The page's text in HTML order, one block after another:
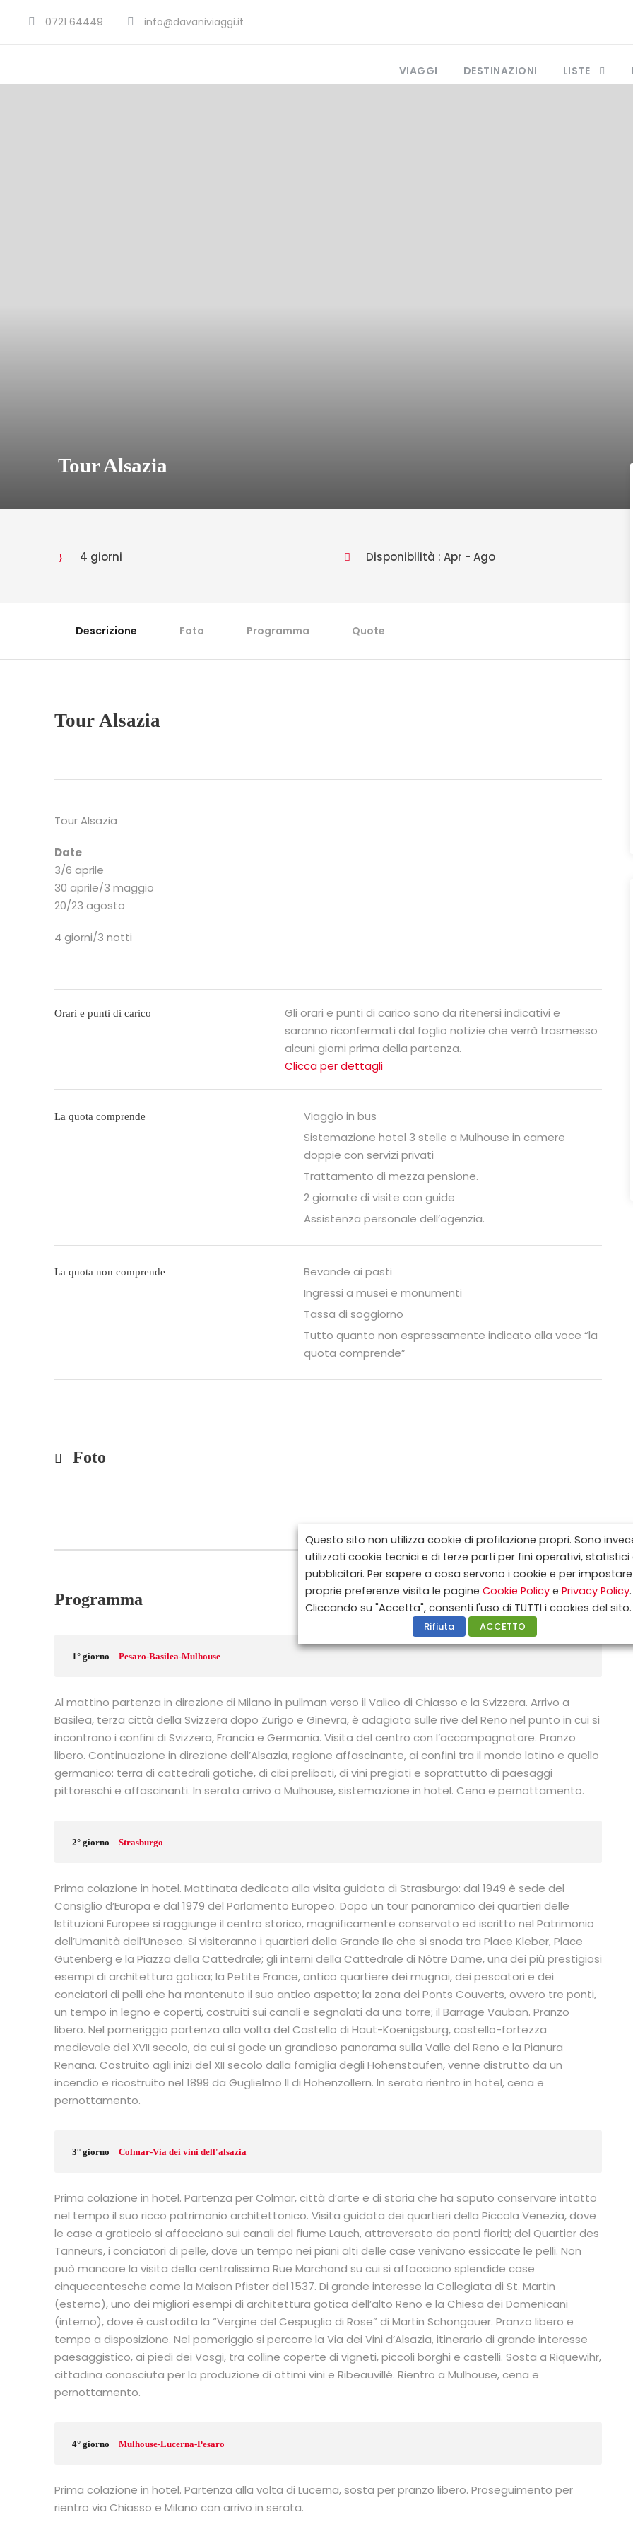
0721 64449 info@davaniviaggi.it
VIAGGI DESTINAZIONI LISTE
Tour Alsazia
4 giorni Disponibilità : Apr - Ago
Descrizione Foto Programma Quote
Tour Alsazia
Tour Alsazia
Date
3/6 aprile
30 aprile/3 maggio
20/23 agosto
4 giorni/3 notti
Orari e punti di carico
Gli orari e punti di carico sono da ritenersi indicativi e
saranno riconfermati dal foglio notizie che verrà trasmesso
alcuni giorni prima della partenza.
Clicca per dettagli
La quota comprende
Viaggio in bus
Sistemazione hotel 3 stelle a Mulhouse in camere
doppie con servizi privati
Trattamento di mezza pensione.
2 giornate di visite con guide
Assistenza personale dell’agenzia.
La quota non comprende
Bevande ai pasti
Ingressi a musei e monumenti
Tassa di soggiorno
Tutto quanto non espressamente indicato alla voce “la
quota comprende”
Foto
Programma
1° giorno Pesaro-Basilea-Mulhouse
Al mattino partenza in direzione di Milano in pullman verso il Valico di Chiasso e la Svizzera. Arrivo a
Basilea, terza città della Svizzera dopo Zurigo e Ginevra, è adagiata sulle rive del Reno nel punto in cui si
incontrano i confini di Svizzera, Francia e Germania. Visita del centro con l’accompagnatore. Pranzo
libero. Continuazione in direzione dell’Alsazia, regione affascinante, ai confini tra il mondo latino e quello
germanico: terra di cattedrali gotiche, di cibi prelibati, di vini pregiati e soprattutto di paesaggi
pittoreschi e affascinanti. In serata arrivo a Mulhouse, sistemazione in hotel. Cena e pernottamento.
2° giorno Strasburgo
Prima colazione in hotel. Mattinata dedicata alla visita guidata di Strasburgo: dal 1949 è sede del
Consiglio d’Europa e dal 1979 del Parlamento Europeo. Dopo un tour panoramico dei quartieri delle
Istituzioni Europee si raggiunge il centro storico, magnificamente conservato ed iscritto nel Patrimonio
dell’Umanità dell’Unesco. Si visiteranno i quartieri della Grande Ile che si snoda tra Place Kleber, Place
Gutenberg e la Piazza della Cattedrale; gli interni della Cattedrale di Nôtre Dame, una dei più prestigiosi
esempi di architettura gotica; la Petite France, antico quartiere dei mugnai, dei pescatori e dei
conciatori di pelli che ha mantenuto il suo antico aspetto; la zona dei Ponts Couverts, ovvero tre ponti,
un tempo in legno e coperti, costruiti sui canali e segnalati da una torre; il Barrage Vauban. Pranzo
libero. Nel pomeriggio partenza alla volta del Castello di Haut-Koenigsburg, castello-fortezza
medievale del XVII secolo, da cui si gode un grandioso panorama sulla Valle del Reno e la Pianura
Renana. Costruito agli inizi del XII secolo dalla famiglia degli Hohenstaufen, venne distrutto da un
incendio e ricostruito nel 1899 da Guglielmo II di Hohenzollern. In serata rientro in hotel, cena e
pernottamento.
3° giorno Colmar-Via dei vini dell'alsazia
Prima colazione in hotel. Partenza per Colmar, città d’arte e di storia che ha saputo conservare intatto
nel tempo il suo ricco patrimonio architettonico. Visita guidata dei quartieri della Piccola Venezia, dove
le case a graticcio si affacciano sui canali del fiume Lauch, attraversato da ponti fioriti; del Quartier des
Tanneurs, i conciatori di pelle, dove un tempo nei piani alti delle case venivano essiccate le pelli. Non
può mancare la visita della centralissima Rue Marchand su cui si affacciano splendide case
cinquecentesche come la Maison Pfister del 1537. Di grande interesse la Collegiata di St. Martin
(esterno), uno dei migliori esempi di architettura gotica dell’alto Reno e la Chiesa dei Domenicani
(interno), dove è custodita la “Vergine del Cespuglio di Rose” di Martin Schongauer. Pranzo libero e
tempo a disposizione. Nel pomeriggio si percorre la Via dei Vini d’Alsazia, itinerario di grande interesse
paesaggistico, ai piedi dei Vosgi, tra colline coperte di vigneti, piccoli borghi e castelli. Sosta a Riquewihr,
cittadina conosciuta per la produzione di ottimi vini e Ribeauvillé. Rientro a Mulhouse, cena e
pernottamento.
4° giorno Mulhouse-Lucerna-Pesaro
Prima colazione in hotel. Partenza alla volta di Lucerna, sosta per pranzo libero. Proseguimento per
rientro via Chiasso e Milano con arrivo in serata.
Questo sito non utilizza cookie di profilazione propri. Sono
utilizzati cookie tecnici e di terze parti per fini operativi, statistici
pubblicitari. Per sapere a cosa servono i cookie e per
proprie preferenze visita le pagine Cookie Policy e Privacy Policy.
Cliccando su "Accetta", consenti l'uso di TUTTI i cookies del sito.
Rifiuta ACCETTO